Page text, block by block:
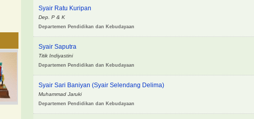
Syair Ratu Kuripan
Dep. P & K
Departemen Pendidikan dan Kebudayaan
Syair Saputra
Titik Indiyastini
Departemen Pendidikan dan Kebudayaan
Syair Sari Baniyan (Syair Selendang Delima)
Muhammad Jaruki
Departemen Pendidikan dan Kebudayaan